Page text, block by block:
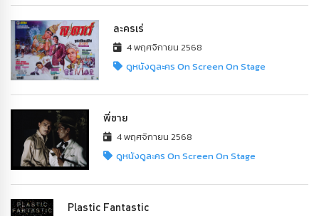
ละครเร่
4 พฤศจิกายน 2568
ดูหนังดูละคร On Screen On Stage
พี่ชาย
4 พฤศจิกายน 2568
ดูหนังดูละคร On Screen On Stage
Plastic Fantastic